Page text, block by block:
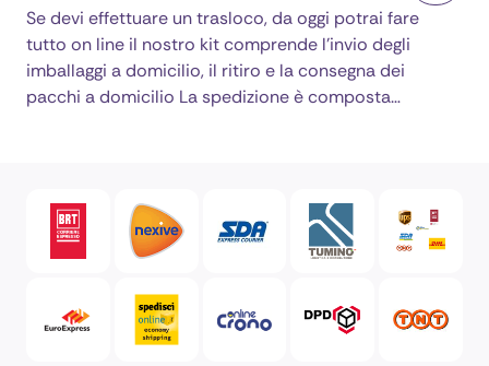
Se devi effettuare un trasloco, da oggi potrai fare
tutto on line il nostro kit comprende l'invio degli
imballaggi a domicilio, il ritiro e la consegna dei
pacchi a domicilio La spedizione è composta…